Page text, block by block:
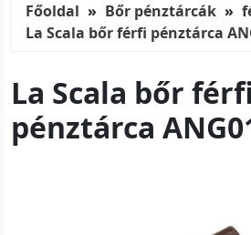
Főoldal Bőr pénztárcák
La Scala bőr férfi pénztárca
La Scala bőr férfi
pénztárca